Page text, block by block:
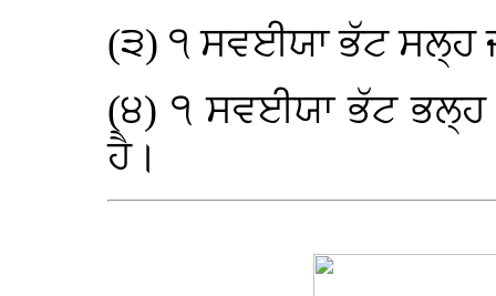
(੩) ੧ ਸਵਈਯਾ ਭੱਟ ਸਲ੍ਹ
(੪) ੧ ਸਵਈਯਾ ਭੱਟ ਭਲ੍ਹ
ਹੈ।